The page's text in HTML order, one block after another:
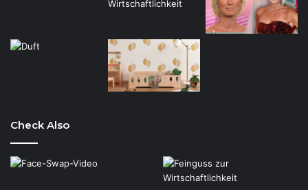
Check Also